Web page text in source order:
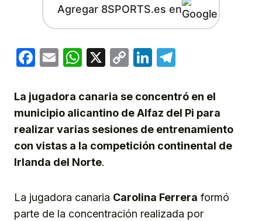
Agregar 8SPORTS.es en
Facebook
EmailWhatsApp
X
CopyLinkedIn
La jugadora canaria se concentró en el
municipio alicantino de Alfaz del Pi para
realizar varias sesiones de entrenamiento
con vistas a la competición continental de
Irlanda del Norte.
La jugadora canaria Carolina Ferrera formó
parte de la concentración realizada por